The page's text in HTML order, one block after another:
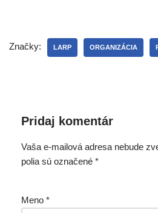
Značky: LARP ORGANIZÁCIA
Pridaj komentár
Vaša e-mailová adresa nebude
polia sú označené *
Meno *